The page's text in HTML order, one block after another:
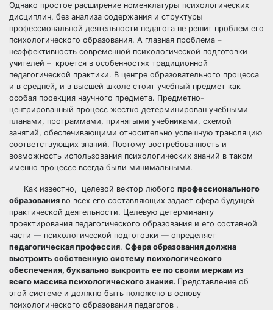
Однако простое расширение номенклатуры психологических
дисциплин, без анализа содержания и структуры
профессиональной деятельности педагога не решит проблем его
психологического образования. А главная проблема –
неэффективность современной психологической подготовки
учителей – кроется в особенностях традиционной
педагогической практики. В центре образовательного процесса
и в средней, и в высшей школе стоит учебный предмет как
особая проекция научного предмета. Предметно-
центрированный процесс жестко детерминирован учебными
планами, программами, принятыми учебниками, схемой
занятий, обеспечивающими относительно успешную трансляцию
соответствующих знаний. Поэтому востребованность и
возможность использования психологических знаний в таком
именно процессе всегда были минимальными.
Как известно, целевой вектор любого профессионального
образования во всех его составляющих задает сфера будущей
практической деятельности. Целевую детерминанту
проектирования педагогического образования и его составной
части — психологической подготовки — определяет
педагогическая профессия. Сфера образования должна
выстроить собственную систему психологического
обеспечения, буквально выкроить ее по своим меркам из
всего массива психологического знания. Представление об
этой системе и должно быть положено в основу
психологического образования педагогов .